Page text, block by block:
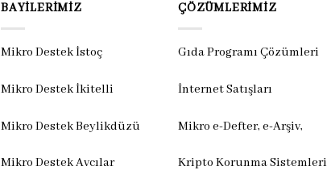
BAYILERIMIZ
Mikro Destek İstoç
Mikro Destek İkitelli
Mikro Destek Beylikdüzü
Mikro Destek Avcılar
ÇÖZÜMLERIMIZ
Gıda Programı Çözümleri
İnternet Satışları
Mikro e-Defter, e-Arşiv,
Kripto Korunma Sistemleri